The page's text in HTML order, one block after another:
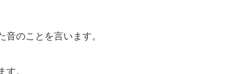
のことを言います。
。